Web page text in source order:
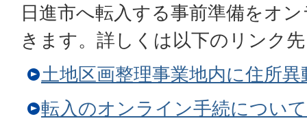
日進市へ転入する事前準備をオ
きます。詳しくは以下のリンク
土地区画整理事業地内に住所
転入のオンライン手続につい